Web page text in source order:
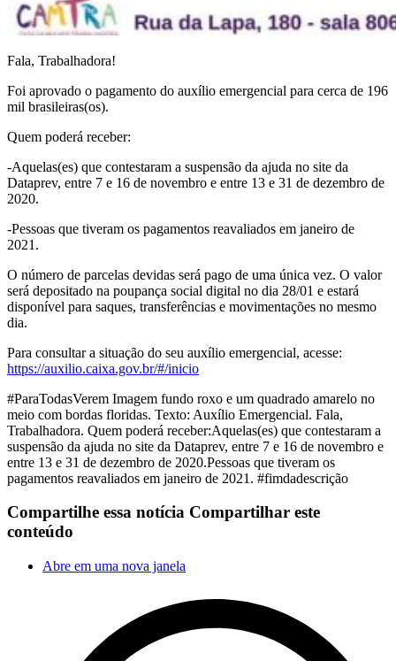
Fala, Trabalhadora!
Foi aprovado o pagamento do auxílio emergencial para cerca de 196
mil brasileiras(os).
Quem poderá receber:
-Aquelas(es) que contestaram a suspensão da ajuda no site da
Dataprev, entre 7 e 16 de novembro e entre 13 e 31 de dezembro de
2020.
-Pessoas que tiveram os pagamentos reavaliados em janeiro de
2021.
O número de parcelas devidas será pago de uma única vez. O valor
será depositado na poupança social digital no dia 28/01 e estará
disponível para saques, transferências e movimentações no mesmo
dia.
Para consultar a situação do seu auxílio emergencial, acesse:
https://auxilio.caixa.gov.br/#/inicio
#ParaTodasVerem Imagem fundo roxo e um quadrado amarelo no
meio com bordas floridas. Texto: Auxílio Emergencial. Fala,
Trabalhadora. Quem poderá receber:Aquelas(es) que contestaram a
suspensão da ajuda no site da Dataprev, entre 7 e 16 de novembro e
entre 13 e 31 de dezembro de 2020.Pessoas que tiveram os
pagamentos reavaliados em janeiro de 2021. #fimdadescrição
Compartilhe essa notícia Compartilhar este
conteúdo
Abre em uma nova janela